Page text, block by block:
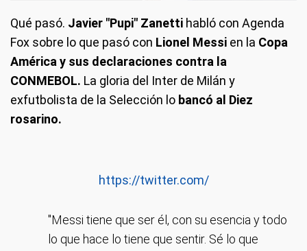
Qué pasó. Javier "Pupi" Zanetti habló con Agenda
Fox sobre lo que pasó con Lionel Messi en la Copa
América y sus declaraciones contra la
CONMEBOL. La gloria del Inter de Milán y
exfutbolista de la Selección lo bancó al Diez
rosarino.
https://twitter.com/
"Messi tiene que ser él, con su esencia y todo
lo que hace lo tiene que sentir. Sé lo que